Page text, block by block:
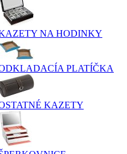
NA HODINKY
PLATÍČKA
KAZETY